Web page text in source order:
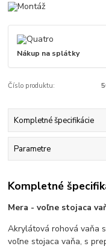
Nákup na splátky
Číslo produktu:
Kompletné špecifikácie
Parametre
Kompletné
Mera - voľne stojaca
Akrylátová rohová vaňa
voľne stojaca vaňa, s